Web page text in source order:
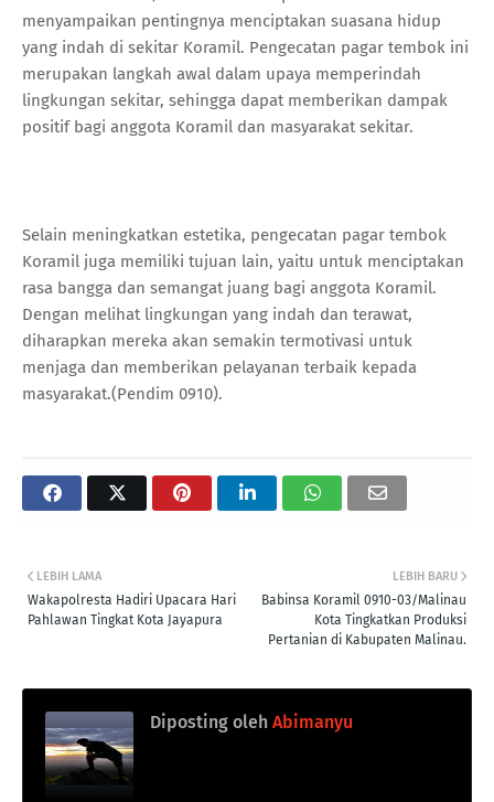
menyampaikan pentingnya menciptakan suasana hidup
yang indah di sekitar Koramil. Pengecatan pagar tembok ini
merupakan langkah awal dalam upaya memperindah
lingkungan sekitar, sehingga dapat memberikan dampak
positif bagi anggota Koramil dan masyarakat sekitar.
Selain meningkatkan estetika, pengecatan pagar tembok
Koramil juga memiliki tujuan lain, yaitu untuk menciptakan
rasa bangga dan semangat juang bagi anggota Koramil.
Dengan melihat lingkungan yang indah dan terawat,
diharapkan mereka akan semakin termotivasi untuk
menjaga dan memberikan pelayanan terbaik kepada
masyarakat.(Pendim 0910).
LEBIH BARU
Babinsa Koramil 0910-03/Malinau
Kota Tingkatkan Produksi
Pertanian di Kabupaten Malinau.
LEBIH LAMA
Wakapolresta Hadiri Upacara Hari
Pahlawan Tingkat Kota Jayapura
Diposting oleh Abimanyu